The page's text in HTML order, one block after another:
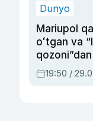
Dunyo
Mariupol
oʻtgan va
qahramon
armiyasi
19:50 /